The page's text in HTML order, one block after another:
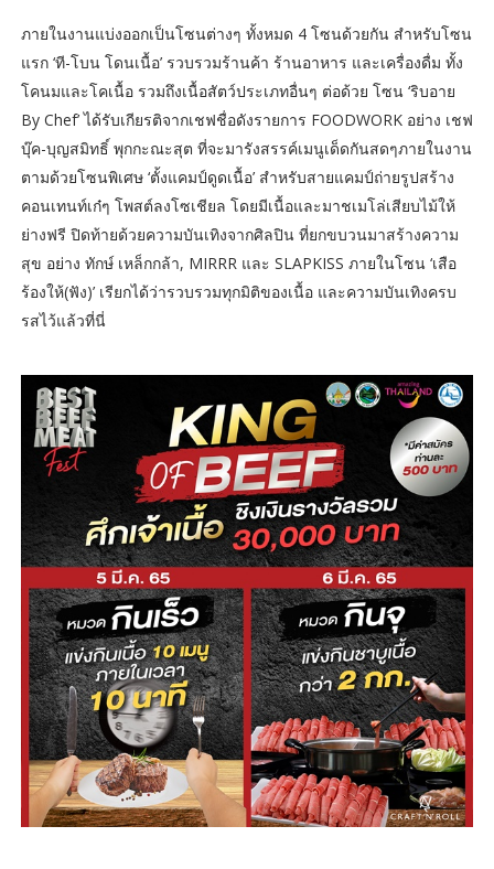
ภายในงานแบ่งออกเป็นโซนต่างๆ ทั้งหมด 4 โซนด้วยกัน สำหรับโซน
แรก ‘ที-โบน โดนเนื้อ’ รวบรวมร้านค้า ร้านอาหาร และเครื่องดื่ม ทั้ง
โคนมและโคเนื้อ รวมถึงเนื้อสัตว์ประเภทอื่นๆ ต่อด้วย โซน ‘ริบอาย
By Chef’ ได้รับเกียรติจากเชฟชื่อดังรายการ FOODWORK อย่าง เชฟ
บุ๊ค-บุญสมิทธิ์ พุกกะณะสุต ที่จะมารังสรรค์เมนูเด็ดกันสดๆภายในงาน
ตามด้วยโซนพิเศษ ‘ตั้งแคมป์ดูดเนื้อ’ สำหรับสายแคมป์ถ่ายรูปสร้าง
คอนเทนท์เก๋ๆ โพสต์ลงโซเชียล โดยมีเนื้อและมาชเมโล่เสียบไม้ให้
ย่างฟรี ปิดท้ายด้วยความบันเทิงจากศิลปิน ที่ยกขบวนมาสร้างความ
สุข อย่าง ทักษ์ เหล็กกล้า, MIRRR และ SLAPKISS ภายในโซน ‘เสือ
ร้องให้(ฟัง)’ เรียกได้ว่ารวบรวมทุกมิติของเนื้อ และความบันเทิงครบ
รสไว้แล้วที่นี่